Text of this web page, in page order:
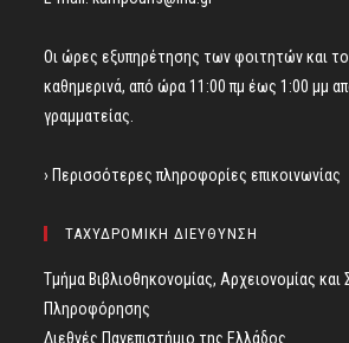
Οι ώρες εξυπηρέτησης των φοιτητών και
καθημερινά, από ώρα 11:00 πμ έως 1:00 μμ
γραμματείας.
› Περισσότερες πληροφορίες επικοινωνίας
ΤΑΧΥΔΡΟΜΙΚΗ ΔΙΕΥΘΥΝΣΗ
Τμήμα Βιβλιοθηκονομίας, Αρχειονομίας
Πληροφόρησης
Διεθνές Πανεπιστήμιο της Ελλάδος